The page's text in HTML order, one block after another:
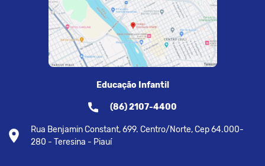
Educação Infantil
(86) 2107-4400
Rua Benjamin Constant, 699. Centro/Norte, Cep 64.000-
280 - Teresina - Piauí